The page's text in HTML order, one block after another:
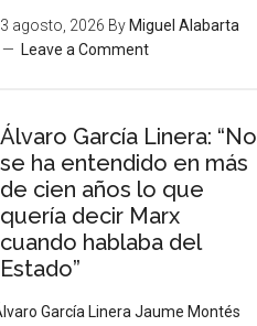
3 agosto, 2026 By Miguel Alabarta
Leave a Comment
Álvaro García Linera: “No
se ha entendido en más
de cien años lo que
quería decir Marx
cuando hablaba del
Estado”
García Linera Jaume Montés